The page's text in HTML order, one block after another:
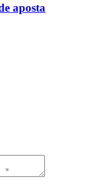
aposta